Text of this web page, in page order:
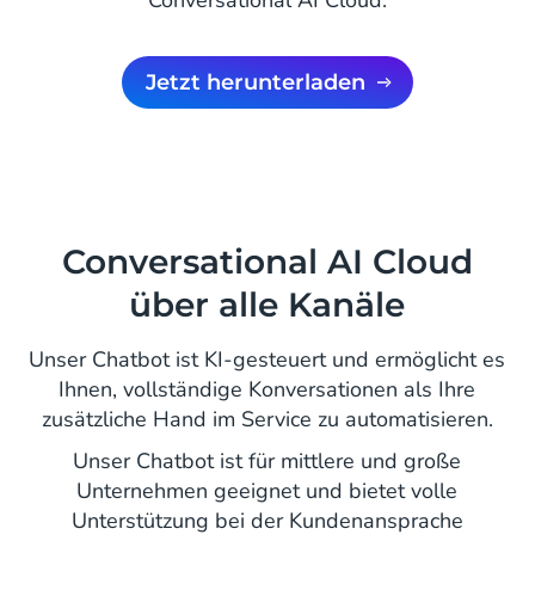
jetzt herunterladen
Conversational AI Cloud
über alle Kanäle
Unser Chatbot ist KI-gesteuert und ermöglicht es
Ihnen, vollständige Konversationen als Ihre
zusätzliche Hand im Service zu automatisieren.
Unser Chatbot ist für mittlere und große
Unternehmen geeignet und bietet volle
Unterstützung bei der Kundenansprache